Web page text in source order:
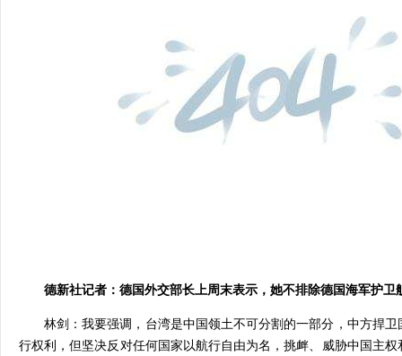
德新社记者：德国外交部长上周末表示，她不排除德国海军护
林剑：我要强调，台湾是中国领土不可分割的一部分，中方捍
行权利，但坚决反对任何国家以航行自由为名，挑衅、威胁中国主